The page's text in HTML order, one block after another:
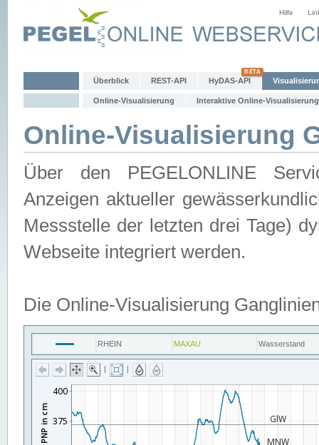
Hilfe
Überblick REST-API HyDAS-API
Online-Visualisierung Interaktive Online-Visualisierung
Online-Visualisierung
Über den PEGELONLINE
Anzeigen aktueller
Messstelle der letzten drei Tage)
Webseite integriert werden.
Die Online-Visualisierung